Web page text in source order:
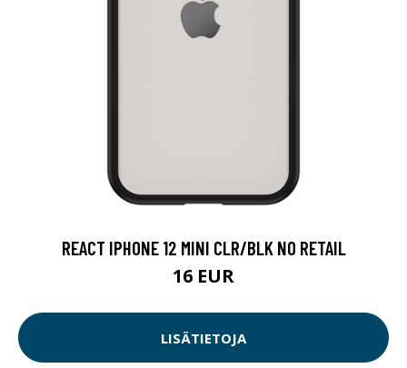
REACT IPHONE 12 MINI CLR/BLK NO RETAIL
16 EUR
LISÄTIETOJA